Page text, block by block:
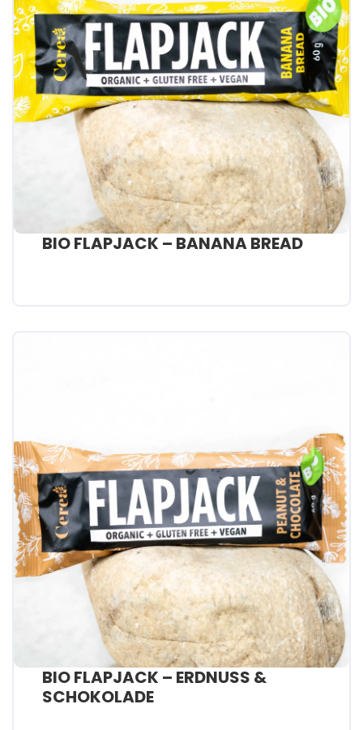
BIO FLAPJACK – BANANA BREAD
BIO FLAPJACK – ERDNUSS &
SCHOKOLADE